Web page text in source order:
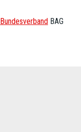
Bundesverband BAG